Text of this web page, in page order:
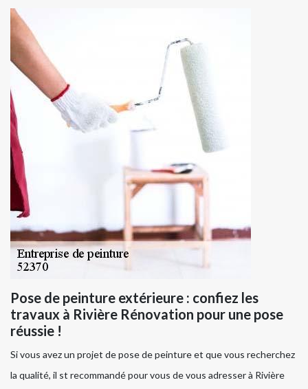
Pose de peinture extérieure : confiez les
travaux à Rivière Rénovation pour une pose
réussie !
Si vous avez un projet de pose de peinture et que vous recherchez
la qualité, il st recommandé pour vous de vous adresser à Rivière